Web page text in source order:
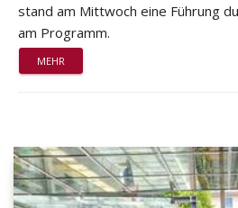
stand am Mittwoch eine Führung
am Programm.
MEHR